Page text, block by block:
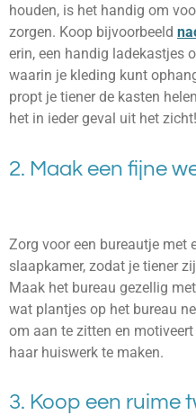
houden, is het handig om
zorgen. Koop bijvoorbeeld
erin, een handig ladekastjes
waarin je kleding kunt
propt je tiener de kasten
het in ieder geval uit het zicht!
2. Maak een fijne
Zorg voor een bureautje met
slaapkamer, zodat je tiener
Maak het bureau gezellig
wat plantjes op het bureau
om aan te zitten en
haar huiswerk te maken.
3. Koop een ruime